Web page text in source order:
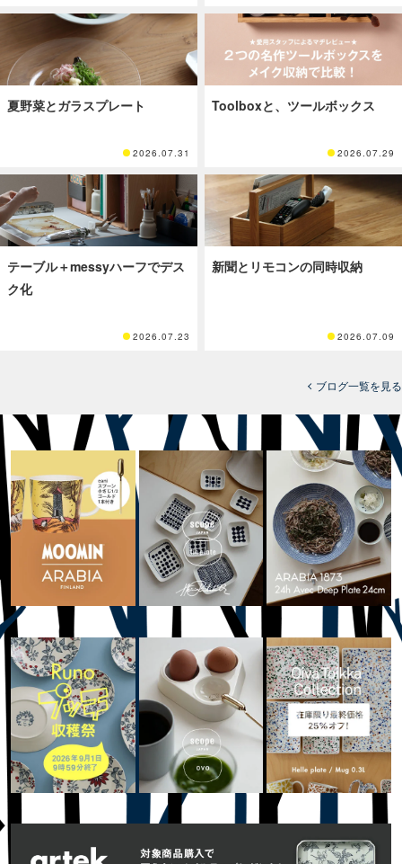
夏野菜とガラスプレート
2026.07.31
Toolboxと、ツールボックス
2026.07.29
テーブル＋messyハーフでデス
ク化
2026.07.23
新聞とリモコンの同時収納
2026.07.09
ブログ一覧を見る